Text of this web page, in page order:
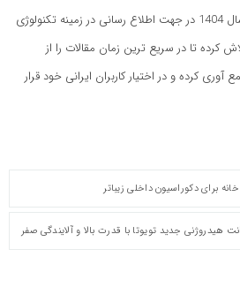
سایت مجله هوش مصنوعی از سال 1404 در جهت اطلاع رسانی در زمینه تکنولوژی
کرده تا در سریع ترین زمان مقالات را از
کرده و در اختیار کاربران ایرانی خود قرار
برای دکوراسیون داخلی زیباتر
هیدروژنی جدید تویوتا با قدرت بالا و آلایندگی صفر